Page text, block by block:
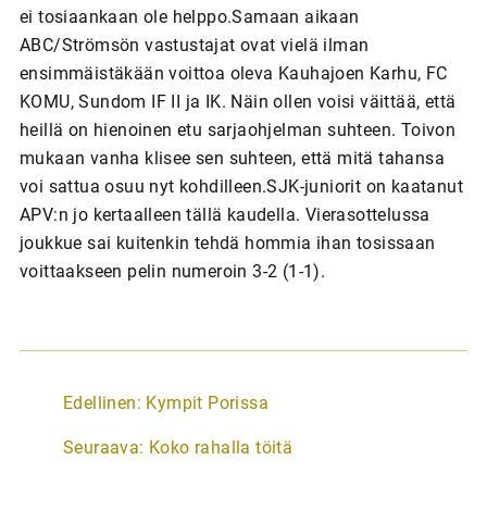
ei tosiaankaan ole helppo.Samaan aikaan
ABC/Strömsön vastustajat ovat vielä ilman
ensimmäistäkään voittoa oleva Kauhajoen Karhu, FC
KOMU, Sundom IF II ja IK. Näin ollen voisi väittää, että
heillä on hienoinen etu sarjaohjelman suhteen. Toivon
mukaan vanha klisee sen suhteen, että mitä tahansa
voi sattua osuu nyt kohdilleen.SJK-juniorit on kaatanut
APV:n jo kertaalleen tällä kaudella. Vierasottelussa
joukkue sai kuitenkin tehdä hommia ihan tosissaan
voittaakseen pelin numeroin 3-2 (1-1).
A
t
Edellinen: Kympit Porissa
Seuraava: Koko rahalla töitä